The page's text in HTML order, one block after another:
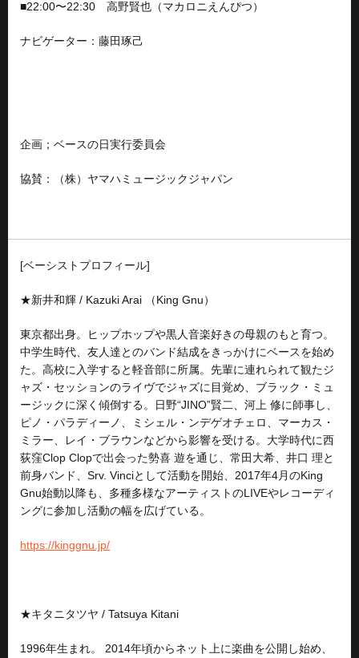
■22:00〜22:30 高野賢也（マカロニえんぴつ）
ナビゲーター：藤田琢己
企画；ベースの日実行委員会
協賛：（株）ヤマハミュージックジャパン
[ベーシストプロフィール]
★新井和輝 / Kazuki Arai （King Gnu）
東京都出身。ヒップホップや黒人音楽好きの母親のもと育つ。
中学生時代、友人達とのバンド結成をきっかけにベースを始め
た。高校に入学すると軽音部に所属。先輩に連れられて観たジ
ャズ・セッションのライヴでジャズに目覚め、ブラック・ミュ
ージックに深く傾倒する。日野“JINO”賢二、河上 修に師事し、
ピノ・パラディーノ、ミシェル・ンデゲオチェロ、マーカス・
ミラー、レイ・ブラウンなどから影響を受ける。大学時代に西
荻窪Clop Clopで出会った勢喜 遊を通じ、常田大希、井口 理と
前身バンド、Srv. Vinciとして活動を開始、2017年4月のKing
Gnu始動以降も、多種多様なアーティストのLIVEやレコーディ
ングに参加し活動の幅を広げている。
https://kinggnu.jp/
★キタニタツヤ / Tatsuya Kitani
1996年生まれ。 2014年頃からネット上に楽曲を公開し始め、